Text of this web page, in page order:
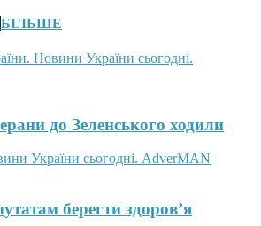
БІЛЬШЕ
до Зеленського ходили
берегти здоров’я